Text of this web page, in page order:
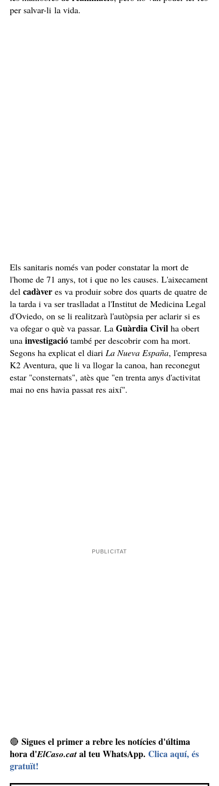
per salvar-li la vida.
Els sanitaris només van poder constatar la mort de
l'home de 71 anys, tot i que no les causes. L'aixecament
del cadàver es va produir sobre dos quarts de quatre de
la tarda i va ser traslladat a l'Institut de Medicina Legal
d'Oviedo, on se li realitzarà l'autòpsia per aclarir si es
va ofegar o què va passar. La Guàrdia Civil ha obert
una investigació també per descobrir com ha mort.
Segons ha explicat el diari La Nueva España, l'empresa
K2 Aventura, que li va llogar la canoa, han reconegut
estar "consternats", atès que "en trenta anys d'activitat
mai no ens havia passat res així".
🔴 Sigues el primer a rebre les notícies d'última
hora d'ElCaso.cat al teu WhatsApp. Clica aquí, és
gratuït!